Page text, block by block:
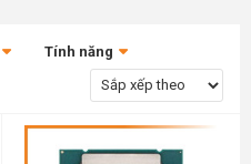
Tính năng